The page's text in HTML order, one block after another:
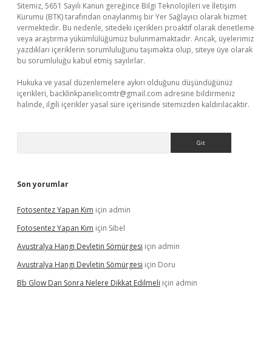
Sitemiz, 5651 Sayılı Kanun gereğince Bilgi Teknolojileri ve İletişim
Kurumu (BTK) tarafından onaylanmış bir Yer Sağlayıcı olarak hizmet
vermektedir. Bu nedenle, sitedeki içerikleri proaktif olarak denetleme
veya araştırma yükümlülüğümüz bulunmamaktadır. Ancak, üyelerimiz
yazdıkları içeriklerin sorumluluğunu taşımakta olup, siteye üye olarak
bu sorumluluğu kabul etmiş sayılırlar.
Hukuka ve yasal düzenlemelere aykırı olduğunu düşündüğünüz
içerikleri, backlinkpanelicomtr@gmail.com adresine bildirmeniz
halinde, ilgili içerikler yasal süre içerisinde sitemizden kaldırılacaktır.
Son yorumlar
Fotosentez Yapan Kim için admin
Fotosentez Yapan Kim için Sibel
Avustralya Hangi Devletin Sömürgesi için admin
Avustralya Hangi Devletin Sömürgesi için Doru
Bb Glow Dan Sonra Nelere Dikkat Edilmeli için admin